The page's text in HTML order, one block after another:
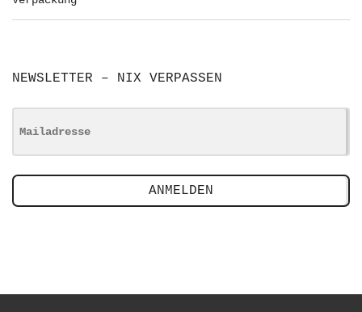
NEWSLETTER – NIX VERPASSEN
ANMELDEN